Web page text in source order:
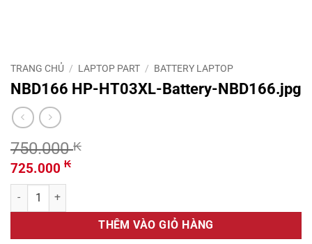
TRANG CHỦ / LAPTOP PART / BATTERY LAPTOP
NBD166 HP-HT03XL-Battery-NBD166.jpg
750.000₭
Giá
gốc
là:
750.000 ₭.
725.000 ₭Giá
là:
725.000 ₭.
NBD166 HP-HT03XL-Battery-NBD166.jpg số lượng
THÊM VÀO GIỎ HÀNG